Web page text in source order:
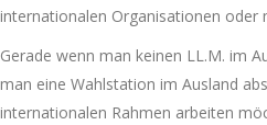
internationalen Organisationen oder
Gerade wenn man keinen LL.M. im
man eine Wahlstation im Ausland
internationalen Rahmen arbeiten